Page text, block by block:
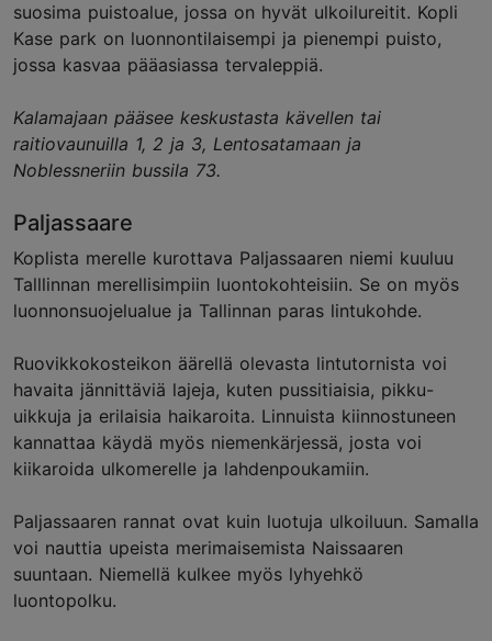
suosima puistoalue, jossa on hyvät ulkoilureitit. Kopli
Kase park on luonnontilaisempi ja pienempi puisto,
jossa kasvaa pääasiassa tervaleppiä.
Kalamajaan pääsee keskustasta kävellen tai
raitiovaunuilla 1, 2 ja 3, Lentosatamaan ja
Noblessneriin bussila 73.
Paljassaare
Koplista merelle kurottava Paljassaaren niemi kuuluu
Talllinnan merellisimpiin luontokohteisiin. Se on myös
luonnonsuojelualue ja Tallinnan paras lintukohde.
Ruovikkokosteikon äärellä olevasta lintutornista voi
havaita jännittäviä lajeja, kuten pussitiaisia, pikku-
uikkuja ja erilaisia haikaroita. Linnuista kiinnostuneen
kannattaa käydä myös niemenkärjessä, josta voi
kiikaroida ulkomerelle ja lahdenpoukamiin.
Paljassaaren rannat ovat kuin luotuja ulkoiluun. Samalla
voi nauttia upeista merimaisemista Naissaaren
suuntaan. Niemellä kulkee myös lyhyehkö
luontopolku.